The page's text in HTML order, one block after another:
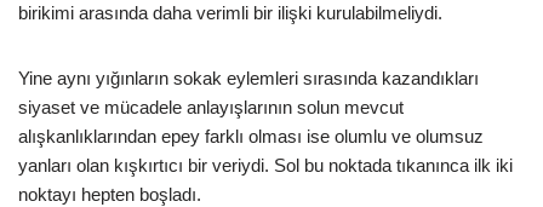
birikimi arasında daha verimli bir ilişki kurulabilmeliydi.
Yine aynı yığınların sokak eylemleri sırasında kazandıkları
siyaset ve mücadele anlayışlarının solun mevcut
alışkanlıklarından epey farklı olması ise olumlu ve olumsuz
yanları olan kışkırtıcı bir veriydi. Sol bu noktada tıkanınca ilk iki
noktayı hepten boşladı.